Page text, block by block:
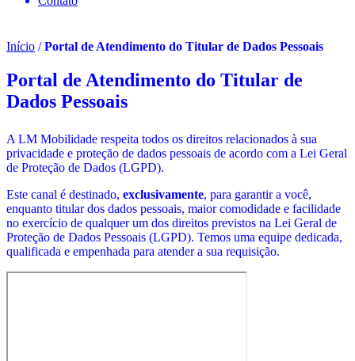
Início /Portal de Atendimento do Titular de Dados Pessoais
Portal de Atendimento do Titular de
Dados Pessoais
A LM Mobilidade respeita todos os direitos relacionados à sua
privacidade e proteção de dados pessoais de acordo com a Lei Geral
de Proteção de Dados (LGPD).
Este canal é destinado, exclusivamente, para garantir a você,
enquanto titular dos dados pessoais, maior comodidade e facilidade
no exercício de qualquer um dos direitos previstos na Lei Geral de
Proteção de Dados Pessoais (LGPD). Temos uma equipe dedicada,
qualificada e empenhada para atender a sua requisição.